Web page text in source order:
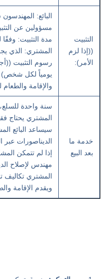
التثبيت
((إذا لزم
الأمر):
البائع:
مسؤولين عن
مدة التثبيت: وفقًا
المشتري: الذي
يومياً لكل شخص)
والإقامة
خدمة ما
بعد البيع
سنة واحدة
المشتري يحتاج
سيساعد البائع
الديناصورات عبر
إذا لم تتمكن
مهندس لإصلاح
المشتري تكاليف
ويقدم الإقامة